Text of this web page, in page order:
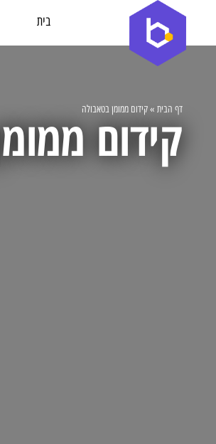
בית
דף הבית »קידום ממומן בטאבולה
קידום